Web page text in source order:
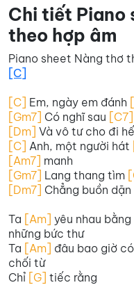
Chi tiết Piano
theo hợp âm
Piano sheet Nàng thơ
[C]
[C] Em, ngày em đánh
[Gm7] Có nghĩ sau [C7]
[Dm] Và vô tư cho đi
[C] Anh, một người hát
[Am7] manh
[Gm7] Lang thang tìm
[Dm7] Chẳng buồn
Ta [Am] yêu nhau bằng
những bức thư
Ta [Am] đâu bao giờ có
chối từ
Chỉ [G] tiếc rằng